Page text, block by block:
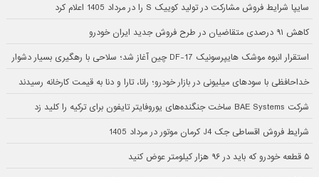
سایپا شرایط فروش مشارکت در تولید کوییک S را در مرداد 1405 اعلام کرد
کاهش ۹۱ درصدی متقاضیان در طرح فروش جدید ایران خودرو
استقرار انبوه موشک هایپرسونیک DF-17 چین آغاز شد؛ سلاحی با رهگیری بسیار دشوار
خداحافظی با سودهای میلیونی در بازار خودرو؛ رانا، تارا و دنا به قیمت کارخانه رسیدند
شرکت BAE Systems ساخت جنگنده‌های یوروفایتر تایفون برای ترکیه را کلید زد
شرایط فروش اقساطی جک J4 کرمان موتور در مرداد 1405
۵ قطعه خودرو که باید در ۹۶ هزار کیلومتر عوض کنید